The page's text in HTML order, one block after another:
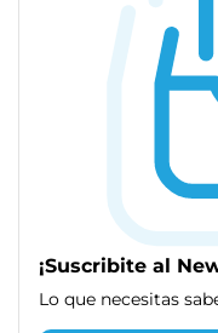
¡Suscribite al
Lo que necesitas